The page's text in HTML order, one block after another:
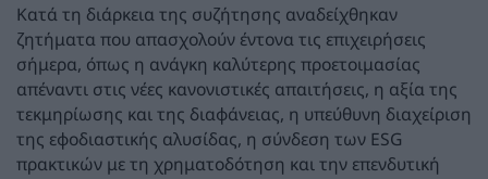
Κατά τη διάρκεια της συζήτησης αναδείχθηκαν
ζητήματα που απασχολούν έντονα τις επιχειρήσεις
σήμερα, όπως η ανάγκη καλύτερης προετοιμασίας
απέναντι στις νέες κανονιστικές απαιτήσεις, η αξία της
τεκμηρίωσης και της διαφάνειας, η υπεύθυνη διαχείριση
της εφοδιαστικής αλυσίδας, η σύνδεση των ESG
πρακτικών με τη χρηματοδότηση και την επενδυτική